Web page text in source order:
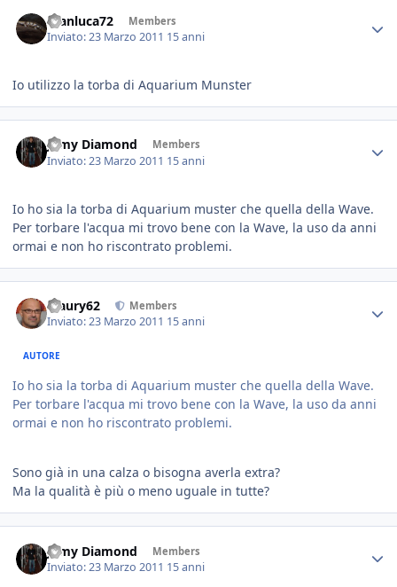
Gianluca72 Members
Inviato:23 Marzo 2011 15 anni
Io utilizzo la torba di Aquarium Munster
Jamy Diamond Members
Inviato:23 Marzo 2011 15 anni
Io ho sia la torba di Aquarium muster che quella della Wave.
Per torbare l'acqua mi trovo bene con la Wave, la uso da anni
ormai e non ho riscontrato problemi.
Maury62 Members
Inviato:23 Marzo 2011 15 anni
AUTORE
Io ho sia la torba di Aquarium muster che quella della Wave.
Per torbare l'acqua mi trovo bene con la Wave, la uso da anni
ormai e non ho riscontrato problemi.
Sono già in una calza o bisogna averla extra?
Ma la qualità è più o meno uguale in tutte?
Jamy Diamond Members
Inviato:23 Marzo 2011 15 anni